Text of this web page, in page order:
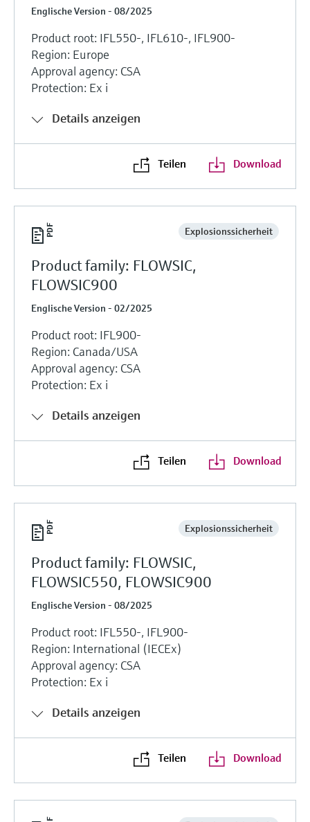
Englische Version - 08/2025
Product root: IFL550-, IFL610-, IFL900-
Region: Europe
Approval agency: CSA
Protection: Ex i
Details anzeigen
Teilen Download
Explosionssicherheit
Product family: FLOWSIC,
FLOWSIC900
Englische Version - 02/2025
Product root: IFL900-
Region: Canada/USA
Approval agency: CSA
Protection: Ex i
Details anzeigen
Teilen Download
Explosionssicherheit
Product family: FLOWSIC,
FLOWSIC550, FLOWSIC900
Englische Version - 08/2025
Product root: IFL550-, IFL900-
Region: International (IECEx)
Approval agency: CSA
Protection: Ex i
Details anzeigen
Teilen Download